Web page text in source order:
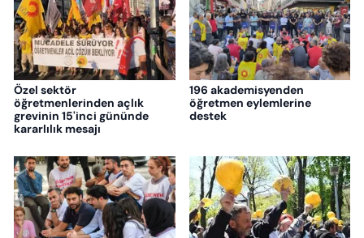
Özel sektör
öğretmenlerinden açlık
grevinin 15'inci gününde
kararlılık mesajı
196 akademisyenden
öğretmen eylemlerine
destek